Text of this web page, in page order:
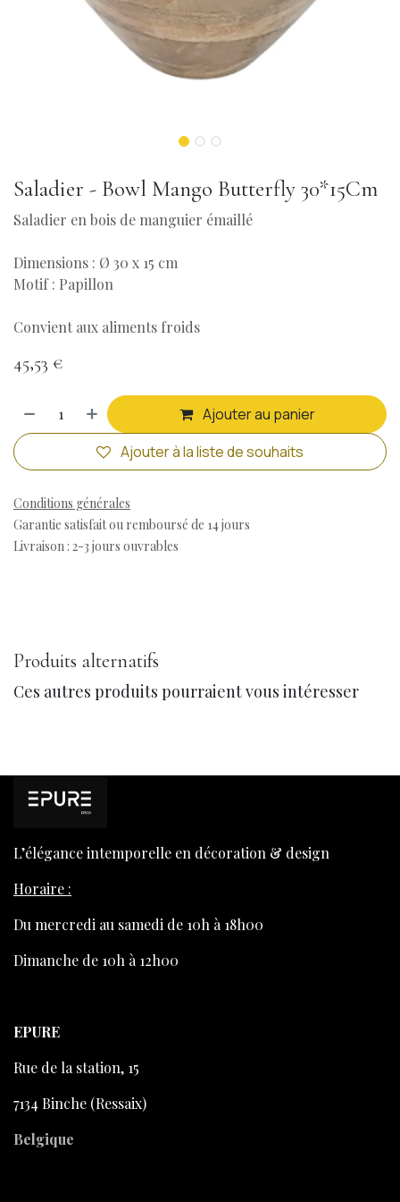
Saladier - Bowl Mango Butterfly 30*15Cm
Saladier en bois de manguier émaillé
Dimensions : Ø 30 x 15 cm
Motif : Papillon
Convient aux aliments froids
45,53 €
Ajouter au panier
Ajouter à la liste de souhaits
Conditions générales
Garantie satisfait ou remboursé de 14 jours
Livraison : 2-3 jours ouvrables
Produits alternatifs
Ces autres produits pourraient vous intéresser
L’élégance intemporelle en décoration & design
Horaire :
Du mercredi au samedi de 10h à 18h00
Dimanche de 10h à 12h00
EPURE
Rue de la station, 15
7134 Binche (Ressaix)
Belgique